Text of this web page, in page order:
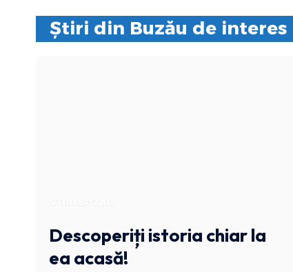
Știri din Buzău de interes
Descoperiți istoria chiar la
ea acasă!